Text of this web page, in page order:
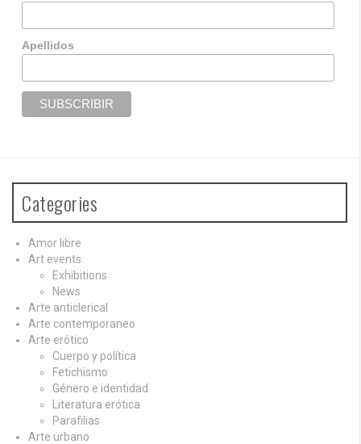
Apellidos
Categories
Amor libre
Art events
Exhibitions
News
Arte anticlerical
Arte contemporaneo
Arte erótico
Cuerpo y política
Fetichismo
Género e identidad
Literatura erótica
Parafilias
Arte urbano